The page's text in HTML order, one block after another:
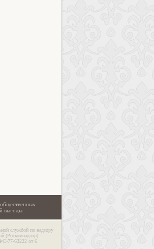
выгоды.
службой по надзору
(Роскомнадзор).
77-63222 от 6